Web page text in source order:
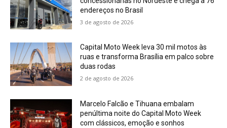
endereços no Brasil
3 de agosto de 2026
Capital Moto Week leva 30 mil motos às
ruas e transforma Brasília em palco sobre
duas rodas
2 de agosto de 2026
Marcelo Falcão e Tihuana embalam
penúltima noite do Capital Moto Week
com clássicos, emoção e sonhos